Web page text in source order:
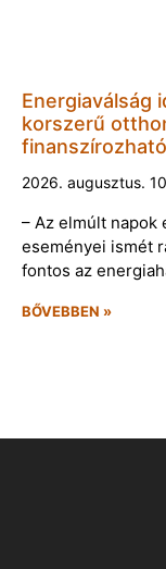
Energiaválság
korszerű
2026. augusztus.
– Az elmúlt napok
eseményei ismét
fontos az
BŐVEBBEN »